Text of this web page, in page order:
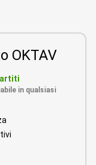
OKTAV
in qualsiasi